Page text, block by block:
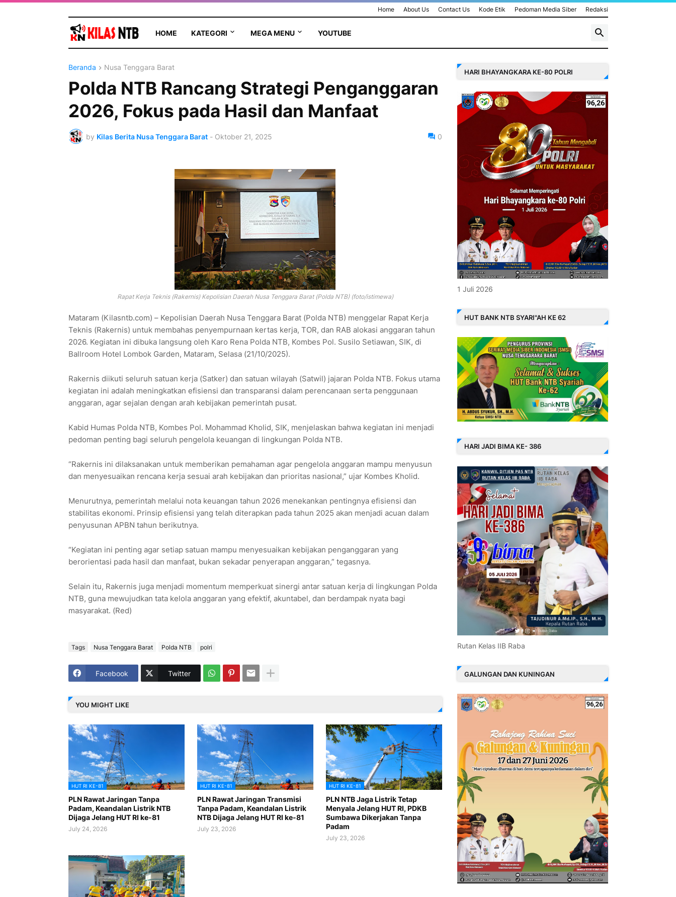
Home About Us Contact Us Kode Etik Pedoman Media Siber Redaksi
HOME KATEGORI MEGA MENU YOUTUBE
Beranda Nusa Tenggara Barat
Polda NTB Rancang Strategi Penganggaran
2026, Fokus pada Hasil dan Manfaat
by Kilas Berita Nusa Tenggara Barat - Oktober 21, 2025 0
Rapat Kerja Teknis (Rakernis) Kepolisian Daerah Nusa Tenggara Barat (Polda NTB) (foto/istimewa)
Mataram (Kilasntb.com) – Kepolisian Daerah Nusa Tenggara Barat (Polda NTB) menggelar Rapat Kerja
Teknis (Rakernis) untuk membahas penyempurnaan kertas kerja, TOR, dan RAB alokasi anggaran tahun
2026. Kegiatan ini dibuka langsung oleh Karo Rena Polda NTB, Kombes Pol. Susilo Setiawan, SIK, di
Ballroom Hotel Lombok Garden, Mataram, Selasa (21/10/2025).
Rakernis diikuti seluruh satuan kerja (Satker) dan satuan wilayah (Satwil) jajaran Polda NTB. Fokus utama
kegiatan ini adalah meningkatkan efisiensi dan transparansi dalam perencanaan serta penggunaan
anggaran, agar sejalan dengan arah kebijakan pemerintah pusat.
Kabid Humas Polda NTB, Kombes Pol. Mohammad Kholid, SIK, menjelaskan bahwa kegiatan ini menjadi
pedoman penting bagi seluruh pengelola keuangan di lingkungan Polda NTB.
“Rakernis ini dilaksanakan untuk memberikan pemahaman agar pengelola anggaran mampu menyusun
dan menyesuaikan rencana kerja sesuai arah kebijakan dan prioritas nasional,” ujar Kombes Kholid.
Menurutnya, pemerintah melalui nota keuangan tahun 2026 menekankan pentingnya efisiensi dan
stabilitas ekonomi. Prinsip efisiensi yang telah diterapkan pada tahun 2025 akan menjadi acuan dalam
penyusunan APBN tahun berikutnya.
“Kegiatan ini penting agar setiap satuan mampu menyesuaikan kebijakan penganggaran yang
berorientasi pada hasil dan manfaat, bukan sekadar penyerapan anggaran,” tegasnya.
Selain itu, Rakernis juga menjadi momentum memperkuat sinergi antar satuan kerja di lingkungan Polda
NTB, guna mewujudkan tata kelola anggaran yang efektif, akuntabel, dan berdampak nyata bagi
masyarakat. (Red)
Tags Nusa Tenggara Barat Polda NTB polri
Facebook Twitter
YOU MIGHT LIKE
HUT RI KE-81
PLN Rawat Jaringan Tanpa
Padam, Keandalan Listrik NTB
Dijaga Jelang HUT RI ke-81
July 24, 2026
HUT RI KE-81
PLN Rawat Jaringan Transmisi
Tanpa Padam, Keandalan Listrik
NTB Dijaga Jelang HUT RI ke-81
July 23, 2026
HUT RI KE-81
PLN NTB Jaga Listrik Tetap
Menyala Jelang HUT RI, PDKB
Sumbawa Dikerjakan Tanpa
Padam
July 23, 2026
HARI BHAYANGKARA KE-80 POLRI
1 Juli 2026
HUT BANK NTB SYARI"AH KE 62
HARI JADI BIMA KE- 386
Rutan Kelas IIB Raba
GALUNGAN DAN KUNINGAN